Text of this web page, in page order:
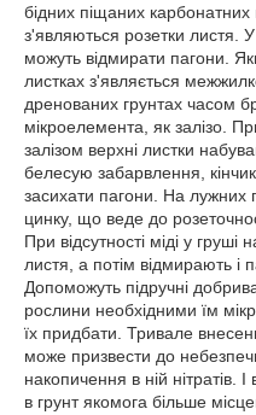
бідних піщаних карбонатних
з'являються розетки листя.
можуть відмирати пагони.
листках з'являється
дренованих грунтах часом
мікроелемента, як залізо.
залізом верхні листки
белесую забарвлення,
засихати пагони. На лужних
цинку, що веде до
При відсутності міді у груші
листя, а потім відмирають і
Допоможуть підручні
рослини необхідними їм
їх придбати. Тривале
може призвести до
накопичення в ній нітратів.
в грунт якомога більше